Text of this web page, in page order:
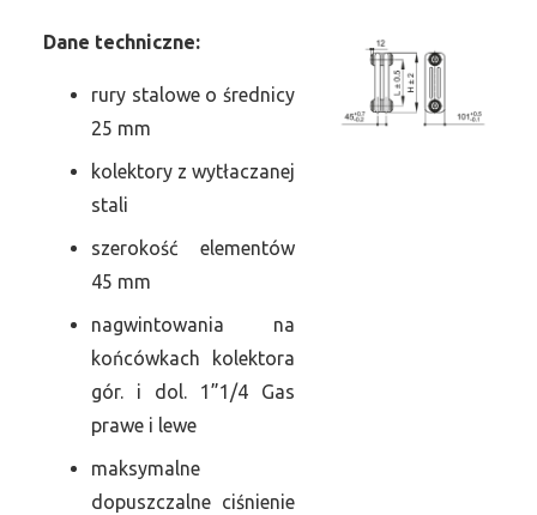
Dane techniczne:
rury stalowe o średnicy
25 mm
kolektory z wytłaczanej
stali
szerokość elementów
45 mm
nagwintowania na
końcówkach kolektora
gór. i dol. 1”1/4 Gas
prawe i lewe
maksymalne
dopuszczalne ciśnienie